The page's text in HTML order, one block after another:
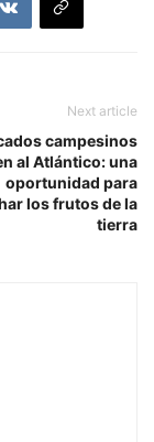
Next article
campesinos
al Atlántico: una
oportunidad para
los frutos de la
tierra